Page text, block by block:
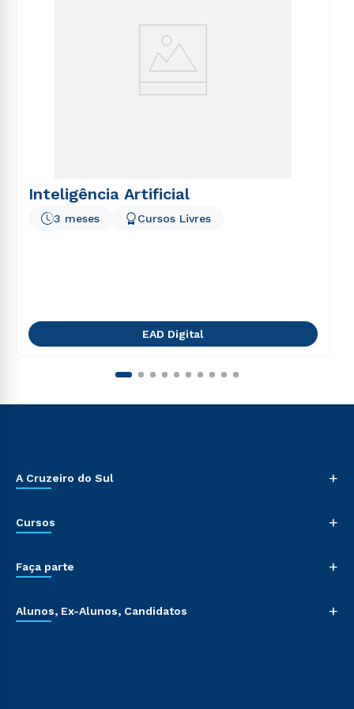
Inteligência Artificial
3 meses Cursos Livres
EAD Digital
A Cruzeiro do Sul +
Cursos +
Faça parte +
Alunos, Ex-Alunos, Candidatos +